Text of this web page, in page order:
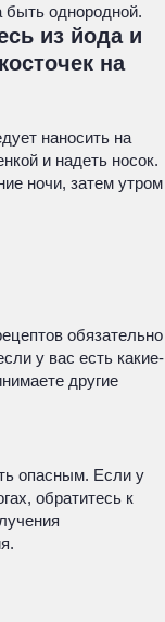
однородной.
из йода и
на
наносить на
и надеть носок.
ночи, затем утром
обязательно
у вас есть какие-
другие
опасным. Если у
обратитесь к